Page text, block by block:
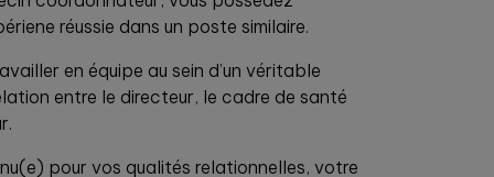
réussie dans un poste similaire.
en équipe au sein d’un véritable
entre le directeur, le cadre de santé
pour vos qualités relationnelles, votre